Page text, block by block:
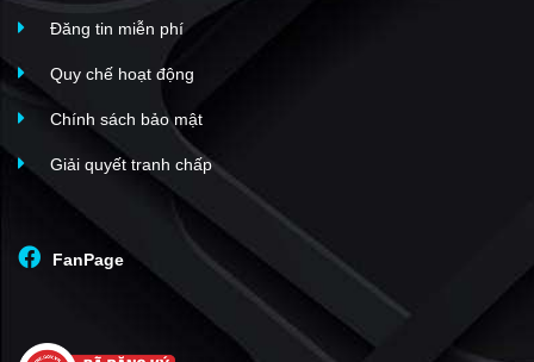
Mega Grand World Hà Nội
Dragon Park Văn Giang
Thủy Tiên Sky Villas - Ecopark
Sago Palm Garden
LUMIÈRE Ocean Crest
New City Phố Nối
(26)
Sông Hồng Diamond City
Phố Nối House
Đăng tin miễn phí
Quy chế hoạt động
Chính sách bảo mật
Giải quyết tranh chấp
FanPage